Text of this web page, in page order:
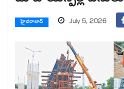
హైదరాబాద్ July 5, 2026